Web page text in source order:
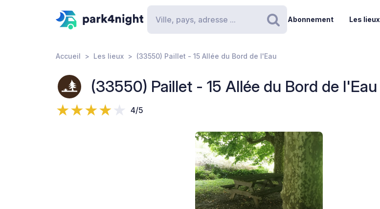
Rechercher
Abonnement Les lieux
Accueil Les lieux (33550) Paillet - 15 Allée du Bord de l'Eau
(33550) Paillet - 15 Allée du Bord de l'Eau
4/5